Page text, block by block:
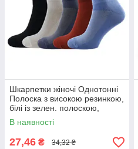
Шкарпетки жіночі Однотонні
Полоска з високою резинкою,
білі із зелен. полоскою,
розмір 36-40 (41601)
В наявності
27,46 ₴ 34,32 ₴